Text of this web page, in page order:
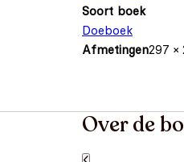
Soort boek
Doeboek
Afmetingen297 ×
Over de